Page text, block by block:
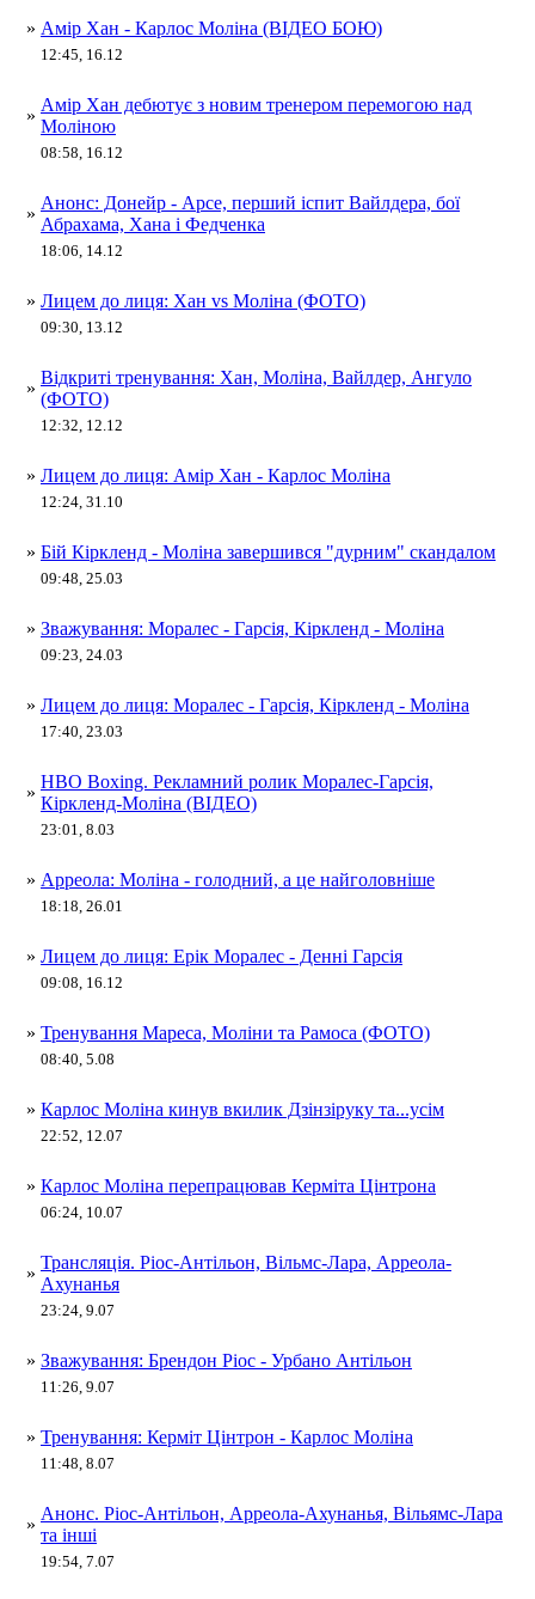
» Амір Хан - Карлос Моліна (ВІДЕО БОЮ)
12:45, 16.12
»
Амір Хан дебютує з новим тренером перемогою над
Моліною
08:58, 16.12
»
Анонс: Донейр - Арсе, перший іспит Вайлдера, бої
Абрахама, Хана і Федченка
18:06, 14.12
» Лицем до лиця: Хан vs Моліна (ФОТО)
09:30, 13.12
»
Відкриті тренування: Хан, Моліна, Вайлдер, Ангуло
(ФОТО)
12:32, 12.12
» Лицем до лиця: Амір Хан - Карлос Моліна
12:24, 31.10
» Бій Кіркленд - Моліна завершився "дурним" скандалом
09:48, 25.03
» Зважування: Моралес - Гарсія, Кіркленд - Моліна
09:23, 24.03
» Лицем до лиця: Моралес - Гарсія, Кіркленд - Моліна
17:40, 23.03
»
HBO Boxing. Рекламний ролик Моралес-Гарсія,
Кіркленд-Моліна (ВІДЕО)
23:01, 8.03
» Арреола: Моліна - голодний, а це найголовніше
18:18, 26.01
» Лицем до лиця: Ерік Моралес - Денні Гарсія
09:08, 16.12
» Тренування Мареса, Моліни та Рамоса (ФОТО)
08:40, 5.08
» Карлос Моліна кинув вкилик Дзінзіруку та...усім
22:52, 12.07
» Карлос Моліна перепрацював Керміта Цінтрона
06:24, 10.07
»
Трансляція. Ріос-Антільон, Вільмс-Лара, Арреола-
Ахунанья
23:24, 9.07
» Зважування: Брендон Ріос - Урбано Антільон
11:26, 9.07
» Тренування: Керміт Цінтрон - Карлос Моліна
11:48, 8.07
»
Анонс. Ріос-Антільон, Арреола-Ахунанья, Вільямс-Лара
та інші
19:54, 7.07